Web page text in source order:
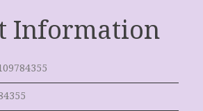
Information